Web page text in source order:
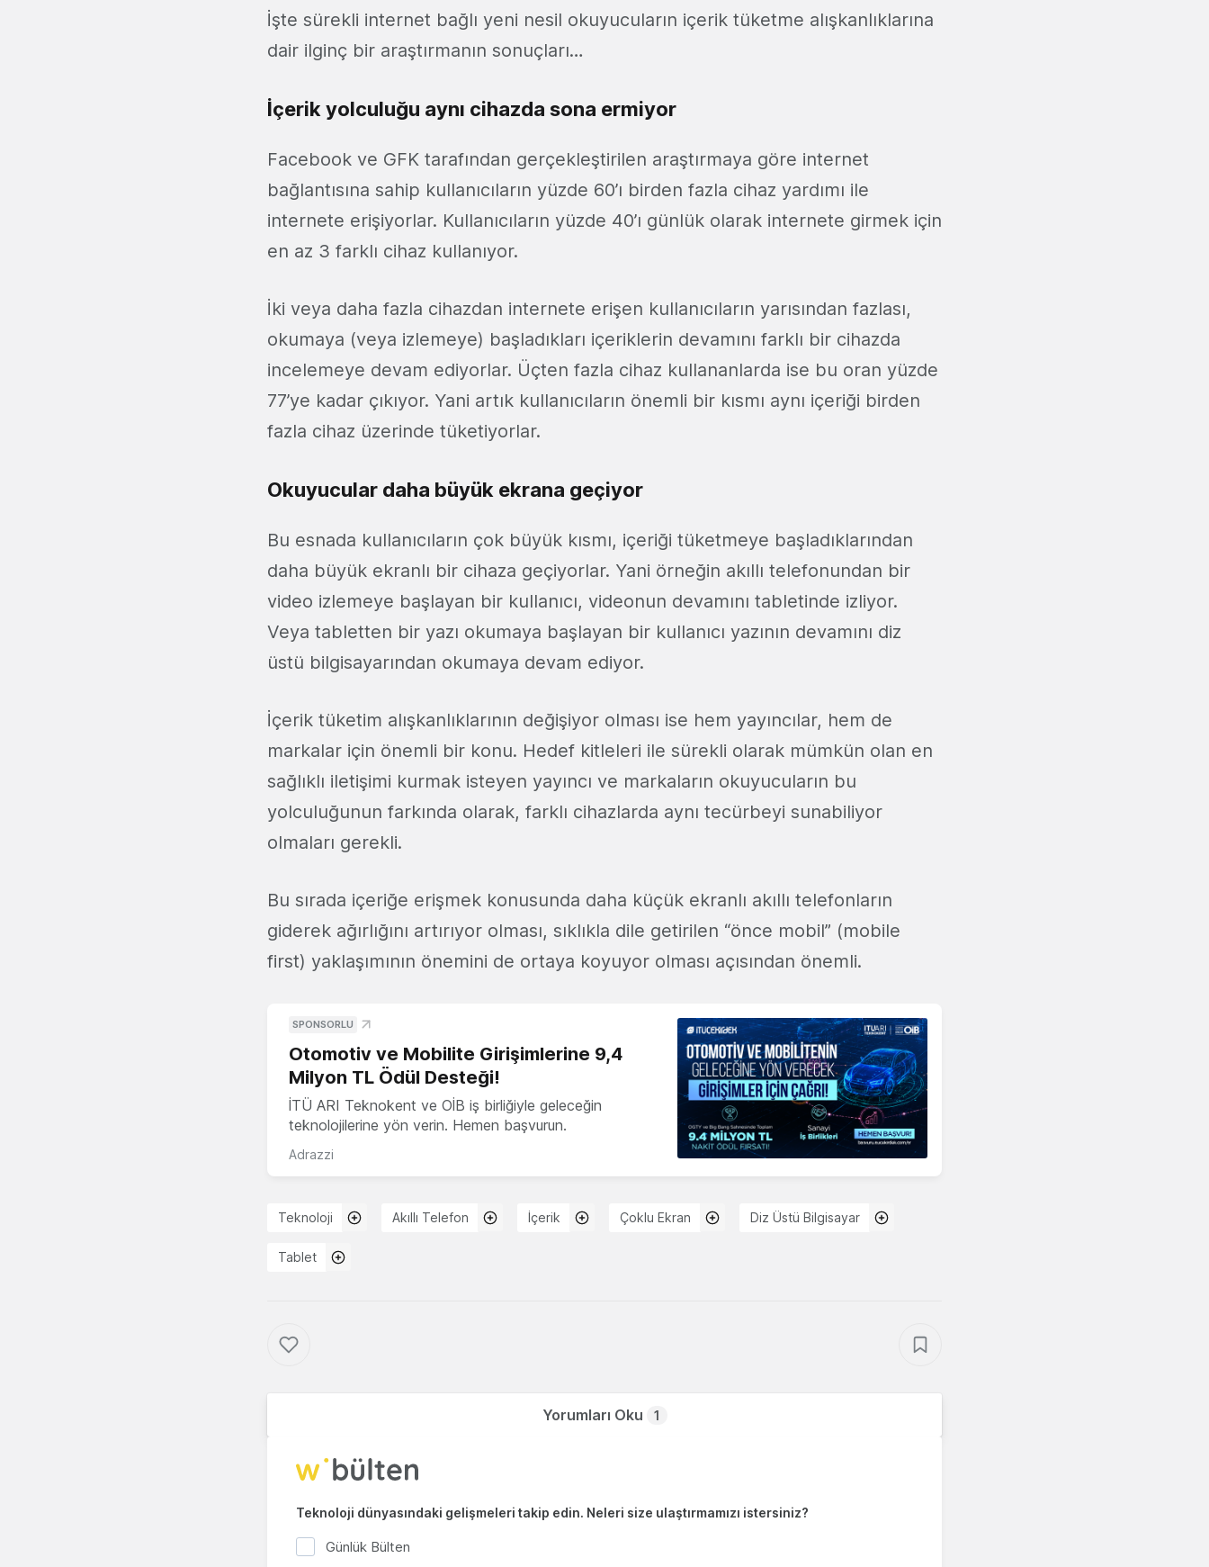
İşte sürekli internet bağlı yeni nesil okuyucuların içerik tüketme alışkanlıklarına
dair ilginç bir araştırmanın sonuçları…
İçerik yolculuğu aynı cihazda sona ermiyor
Facebook ve GFK tarafından gerçekleştirilen araştırmaya göre internet
bağlantısına sahip kullanıcıların yüzde 60’ı birden fazla cihaz yardımı ile
internete erişiyorlar. Kullanıcıların yüzde 40’ı günlük olarak internete girmek için
en az 3 farklı cihaz kullanıyor.
İki veya daha fazla cihazdan internete erişen kullanıcıların yarısından fazlası,
okumaya (veya izlemeye) başladıkları içeriklerin devamını farklı bir cihazda
incelemeye devam ediyorlar. Üçten fazla cihaz kullananlarda ise bu oran yüzde
77’ye kadar çıkıyor. Yani artık kullanıcıların önemli bir kısmı aynı içeriği birden
fazla cihaz üzerinde tüketiyorlar.
Okuyucular daha büyük ekrana geçiyor
Bu esnada kullanıcıların çok büyük kısmı, içeriği tüketmeye başladıklarından
daha büyük ekranlı bir cihaza geçiyorlar. Yani örneğin akıllı telefonundan bir
video izlemeye başlayan bir kullanıcı, videonun devamını tabletinde izliyor.
Veya tabletten bir yazı okumaya başlayan bir kullanıcı yazının devamını diz
üstü bilgisayarından okumaya devam ediyor.
İçerik tüketim alışkanlıklarının değişiyor olması ise hem yayıncılar, hem de
markalar için önemli bir konu. Hedef kitleleri ile sürekli olarak mümkün olan en
sağlıklı iletişimi kurmak isteyen yayıncı ve markaların okuyucuların bu
yolculuğunun farkında olarak, farklı cihazlarda aynı tecürbeyi sunabiliyor
olmaları gerekli.
Bu sırada içeriğe erişmek konusunda daha küçük ekranlı akıllı telefonların
giderek ağırlığını artırıyor olması, sıklıkla dile getirilen “önce mobil” (mobile
first) yaklaşımının önemini de ortaya koyuyor olması açısından önemli.
SPONSORLU
Otomotiv ve Mobilite Girişimlerine 9,4
Milyon TL Ödül Desteği!
İTÜ ARI Teknokent ve OİB iş birliğiyle geleceğin
teknolojilerine yön verin. Hemen başvurun.
Adrazzi
Teknoloji Akıllı Telefon İçerik Çoklu Ekran Diz Üstü Bilgisayar
Tablet
Yorumları Oku 1
Teknoloji dünyasındaki gelişmeleri takip edin. Neleri size ulaştırmamızı istersiniz?
Günlük Bülten